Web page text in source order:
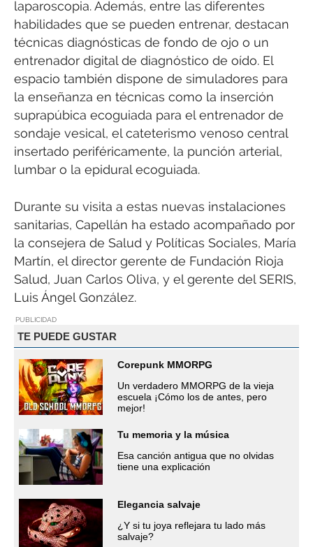
laparoscopia. Además, entre las diferentes
habilidades que se pueden entrenar, destacan
técnicas diagnósticas de fondo de ojo o un
entrenador digital de diagnóstico de oído. El
espacio también dispone de simuladores para
la enseñanza en técnicas como la inserción
suprapúbica ecoguiada para el entrenador de
sondaje vesical, el cateterismo venoso central
insertado periféricamente, la punción arterial,
lumbar o la epidural ecoguiada.
Durante su visita a estas nuevas instalaciones
sanitarias, Capellán ha estado acompañado por
la consejera de Salud y Políticas Sociales, María
Martín, el director gerente de Fundación Rioja
Salud, Juan Carlos Oliva, y el gerente del SERIS,
Luis Ángel González.
PUBLICIDAD
TE PUEDE GUSTAR
Corepunk MMORPG
Un verdadero MMORPG de la vieja
escuela ¡Cómo los de antes, pero
mejor!
Tu memoria y la música
Esa canción antigua que no olvidas
tiene una explicación
Elegancia salvaje
¿Y si tu joya reflejara tu lado más
salvaje?